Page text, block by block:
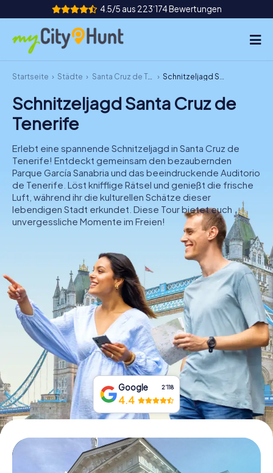
4.5/5 aus 223‘174 Bewertungen
So funktioniert's
Städte
Teamevent
Tickets
INT AT CH
DE
IE
NL
Tickets buchen
Gutscheine bestellen
Startseite Städte Santa Cruz de Tenerife Schnitzeljagd Santa Cruz de Tenerife
Schnitzeljagd Santa Cruz de
Tenerife
Erlebt eine spannende Schnitzeljagd in Santa Cruz de
Tenerife! Entdeckt gemeinsam den bezaubernden
Parque García Sanabria und das beeindruckende Auditorio
de Tenerife. Löst knifflige Rätsel und genießt die frische
Luft, während ihr die kulturellen Schätze dieser
lebendigen Stadt erkundet. Diese Tour bietet euch
unvergessliche Momente im Freien!
Google 2‘118
4.4